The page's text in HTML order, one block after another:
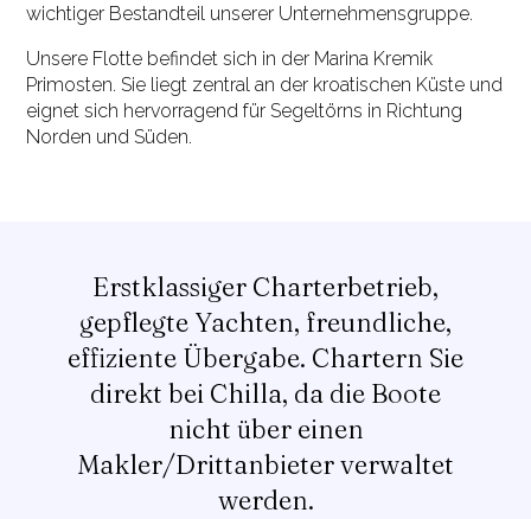
wichtiger Bestandteil unserer Unternehmensgruppe.
Unsere Flotte befindet sich in der Marina Kremik
Primosten. Sie liegt zentral an der kroatischen Küste und
eignet sich hervorragend für Segeltörns in Richtung
Norden und Süden.
Erstklassiger Charterbetrieb,
gepflegte Yachten, freundliche,
effiziente Übergabe. Chartern Sie
direkt bei Chilla, da die Boote
nicht über einen
Makler/Drittanbieter verwaltet
werden.